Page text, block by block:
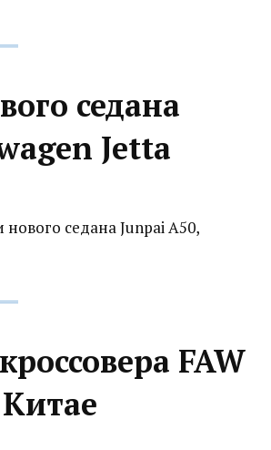
седана
Jetta‍
седана Junpai A50,
FAW